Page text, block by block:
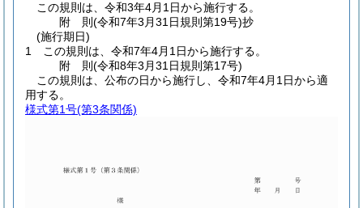
この規則は、令和3年4月1日から施行する。
附 則(令和7年3月31日規則第19号)抄
(施行期日)
1
この規則は、令和7年4月1日から施行する。
附 則(令和8年3月31日規則第17号)
この規則は、公布の日から施行し、令和7年4月1日から適
用する。
様式第1号(第3条関係)